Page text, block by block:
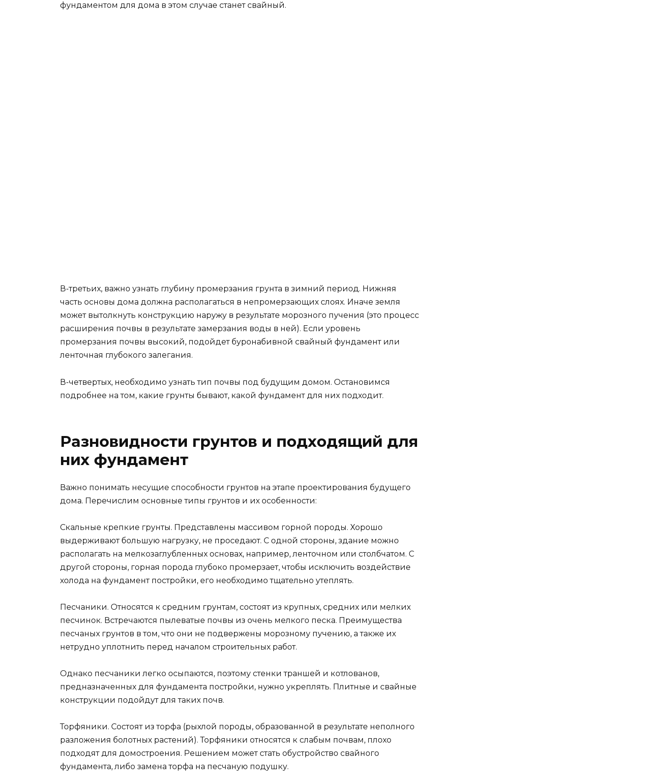
фундаментом для дома в этом случае станет свайный.
В-третьих, важно узнать глубину промерзания грунта в зимний период. Нижняя
часть основы дома должна располагаться в непромерзающих слоях. Иначе земля
может вытолкнуть конструкцию наружу в результате морозного пучения (это процесс
расширения почвы в результате замерзания воды в ней). Если уровень
промерзания почвы высокий, подойдет буронабивной свайный фундамент или
ленточная глубокого залегания.
В-четвертых, необходимо узнать тип почвы под будущим домом. Остановимся
подробнее на том, какие грунты бывают, какой фундамент для них подходит.
Разновидности грунтов и подходящий для
них фундамент
Важно понимать несущие способности грунтов на этапе проектирования будущего
дома. Перечислим основные типы грунтов и их особенности:
Скальные крепкие грунты. Представлены массивом горной породы. Хорошо
выдерживают большую нагрузку, не проседают. С одной стороны, здание можно
располагать на мелкозаглубленных основах, например, ленточном или столбчатом. С
другой стороны, горная порода глубоко промерзает, чтобы исключить воздействие
холода на фундамент постройки, его необходимо тщательно утеплять.
Песчаники. Относятся к средним грунтам, состоят из крупных, средних или мелких
песчинок. Встречаются пылеватые почвы из очень мелкого песка. Преимущества
песчаных грунтов в том, что они не подвержены морозному пучению, а также их
нетрудно уплотнить перед началом строительных работ.
Однако песчаники легко осыпаются, поэтому стенки траншей и котлованов,
предназначенных для фундамента постройки, нужно укреплять. Плитные и свайные
конструкции подойдут для таких почв.
Торфяники. Состоят из торфа (рыхлой породы, образованной в результате неполного
разложения болотных растений). Торфяники относятся к слабым почвам, плохо
подходят для домостроения. Решением может стать обустройство свайного
фундамента, либо замена торфа на песчаную подушку.